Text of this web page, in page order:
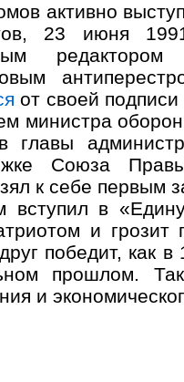
активно
23 июня
от своей
министра
главы
Союза
к себе первым
вступил в
и грозит
победит, как в
прошлом.
и